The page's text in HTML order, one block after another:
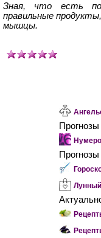
Зная, что есть
правильные
мышцы.